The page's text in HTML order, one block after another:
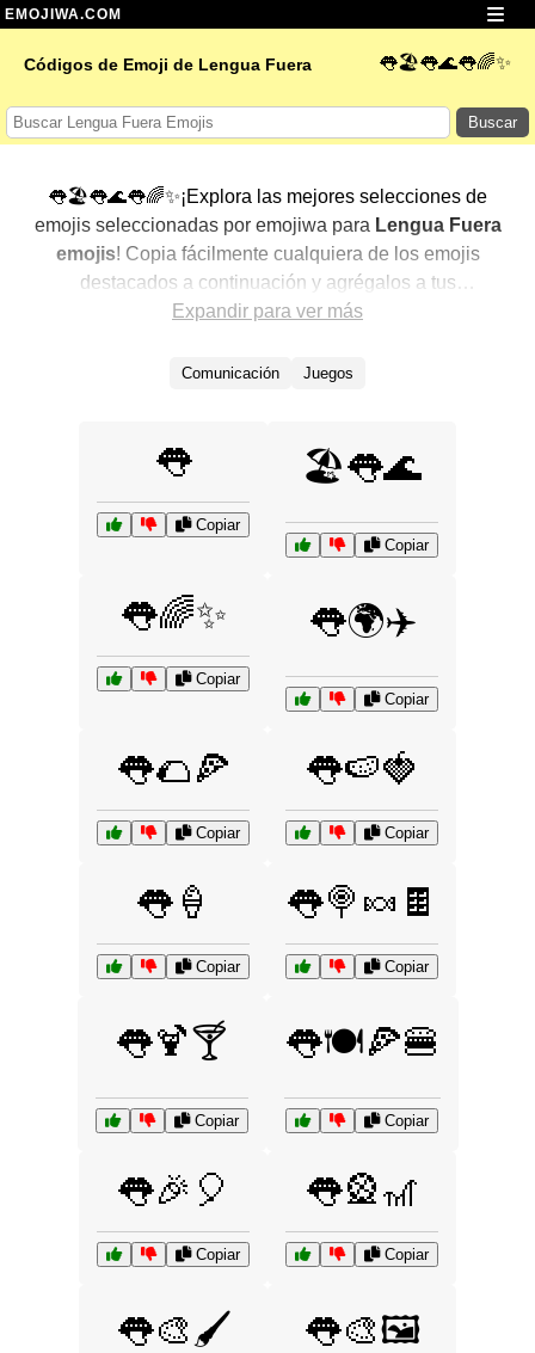
EMOJIWA.COM
Códigos de Emoji de Lengua Fuera 👅🏖️👅🌊👅🌈✨
Buscar
👅🏖️👅🌊👅🌈✨¡Explora las mejores selecciones de
emojis seleccionadas por emojiwa para Lengua Fuera
emojis! Copia fácilmente cualquiera de los emojis
destacados a continuación y agrégalos a tus
conversaciones para un toque personalizado. Hemos
mostrando primero los más populares. ¿Buscas más?
Expandir para ver más
Comunicación Juegos
👅
Copiar
🏖️👅🌊
Copiar
👅🌈✨
Copiar
👅🌍✈️
Copiar
👅🌮🍕
Copiar
👅🍉🍓
Copiar
👅🍦
Copiar
👅🍭🍬🍫
Copiar
👅🍹🍸
Copiar
👅🍽️🍕🍔
Copiar
👅🎉🎈
Copiar
👅🎡🎢
Copiar
👅🎨🖌️ 👅🎨🖼️